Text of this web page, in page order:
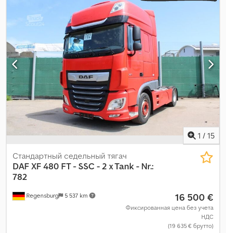
кондиционер, навигационная система, отопитель
стояночный, сажевый фильтр, электронная программа
стабилизации (ESP),
1 / 15
Regensburg 5 537 km
Стандартный седельный тягач
DAF XF 480 FT - SSC - 2 x Tank - Nr.:
782
16 500 €
Фиксированная цена без учета
НДС
(19 635 € брутто)